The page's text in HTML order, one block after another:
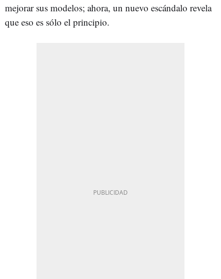
mejorar sus modelos; ahora, un nuevo escándalo revela
que eso es sólo el principio.